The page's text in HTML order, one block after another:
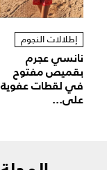
إطلالات النجوم
نانسي عجرم
بقميص مفتوح
في لقطات عفوية
على...